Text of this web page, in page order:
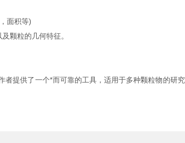
面积等)
颗粒的几何特征。
提供了一个*而可靠的工具，适用于多种颗粒物的研